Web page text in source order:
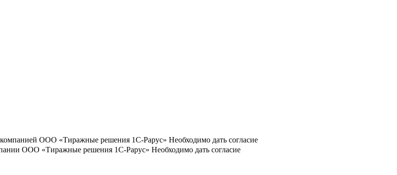
компанией ООО «Тиражные решения 1С-Рарус» Необходимо дать согласие
ООО «Тиражные решения 1С-Рарус» Необходимо дать согласие